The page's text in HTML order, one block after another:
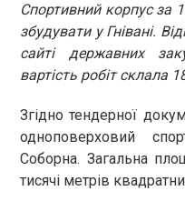
Спортивний корпус за
збудувати у Гнівані.
сайті державних
вартість робіт склала
Згідно тендерної
одноповерховий
Соборна. Загальна
тисячі метрів